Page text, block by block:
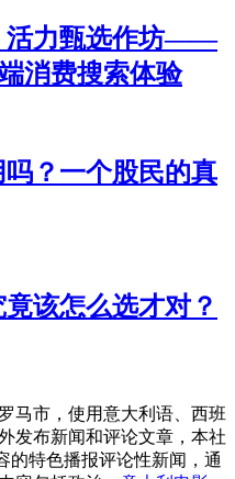
活力甄选作坊——
消费搜索体验
？一个股民的真
该怎么选才对？
马市，使用意大利语、西班
发布新闻和评论文章，本社
的特色播报评论性新闻，通